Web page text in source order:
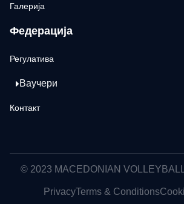
Галерија
Федерација
Регулатива
Ваучери
Контакт
© 2023 MACEDONIAN
PrivacyTerms & Conditions